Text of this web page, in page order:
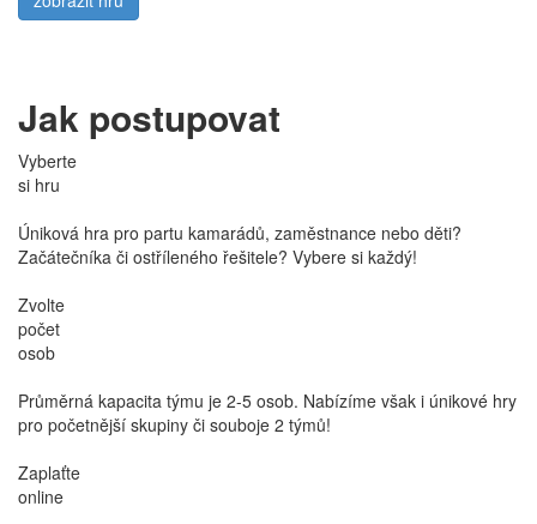
Jak postupovat
Vyberte
si hru
Úniková hra pro partu kamarádů, zaměstnance nebo děti?
Začátečníka či ostříleného řešitele? Vybere si každý!
Zvolte
počet
osob
Průměrná kapacita týmu je 2-5 osob. Nabízíme však i únikové hry
pro početnější skupiny či souboje 2 týmů!
Zaplaťte
online